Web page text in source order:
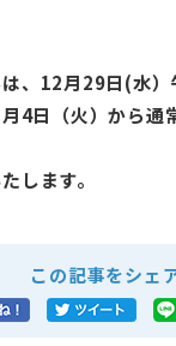
、12月29日(水）
4日（火）から通
します。
この記事をシェ